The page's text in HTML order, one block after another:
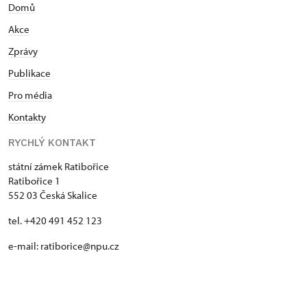
Domů
Akce
Zprávy
Publikace
Pro média
Kontakty
RYCHLÝ KONTAKT
státní zámek Ratibořice
Ratibořice 1
552 03 Česká Skalice
tel. +420 491 452 123
e-mail: ratiborice@npu.cz